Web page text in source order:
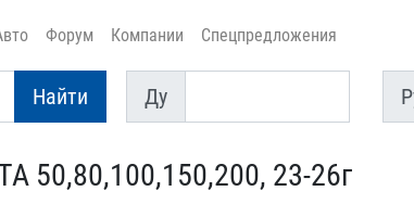
Форум Компании Спецпредложения
Найти
Ду
Ду
Py
50,80,100,150,200, 23​-26г